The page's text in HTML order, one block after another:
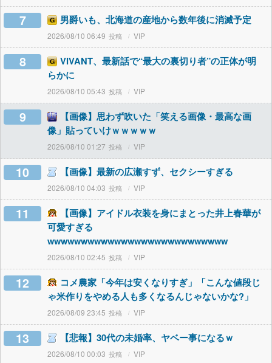
7 男爵いも、北海道の産地から数年後に消滅予定
2026/08/10 06:49 VIP
8
VIVANT、最新話で“最大の裏切り者”の正体が明
らかに
2026/08/10 05:43 VIP
9
【画像】思わず吹いた「笑える画像・最高な画
像」貼っていけｗｗｗｗｗ
2026/08/10 01:27 VIP
10 【画像】最新の広瀬すず、セクシーすぎる
2026/08/10 04:03 VIP
11
【画像】アイドル衣装を身にまとった井上春華が
可愛すぎる
wwwwwwwwwwwwwwwwwwwwwwwwwww
2026/08/10 02:45 VIP
12
コメ農家「今年は安くなりすぎ」「こんな値段じ
ゃ米作りをやめる人も多くなるんじゃないかな?」
2026/08/09 23:45 VIP
13 【悲報】30代の未婚率、ヤベー事になるｗ
2026/08/10 00:03 VIP